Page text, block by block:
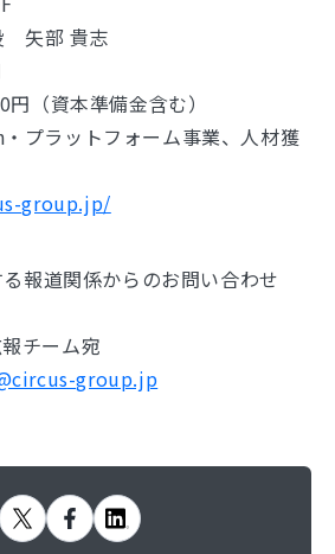
矢部 貴志
（資本準備金含む）
プラットフォーム事業、人材獲
group.jp/
る報道関係からのお問い合わせ
チーム宛
group.jp